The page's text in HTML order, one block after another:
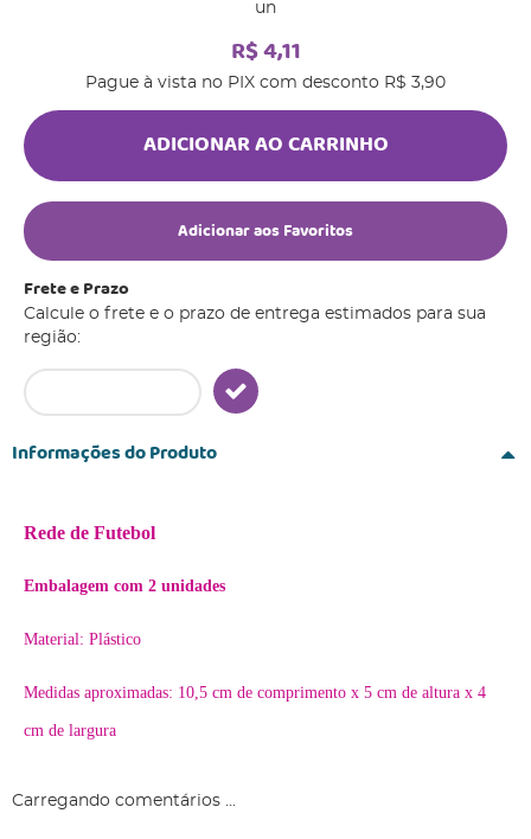
un
R$ 4,11
Pague à vista no PIX com desconto R$ 3,90
ADICIONAR AO CARRINHO
Adicionar aos Favoritos
Frete e Prazo
Calcule o frete e o prazo de entrega estimados para sua
região:
Informações do Produto
Rede de Futebol
Embalagem com 2 unidades
Material: Plástico
Medidas aproximadas: 10,5 cm de comprimento x 5 cm de altura x 4
cm de largura
Carregando comentários ...